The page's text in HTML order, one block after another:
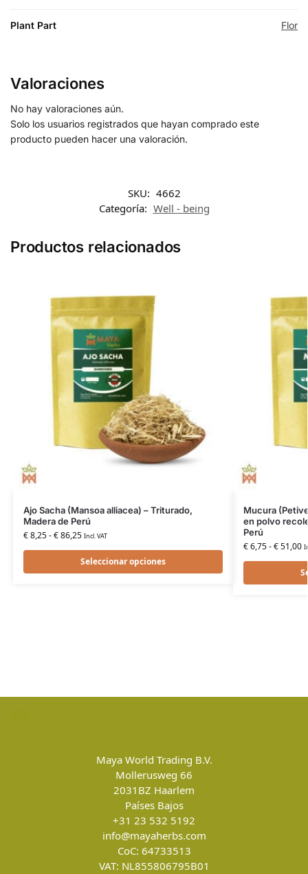
Plant Part Flor
Valoraciones
No hay valoraciones aún.
Solo los usuarios registrados que hayan comprado este
producto pueden hacer una valoración.
SKU: 4662
Categoría: Well - being
Productos relacionados
Ajo Sacha (Mansoa alliacea) – Triturado,
Madera de Perú
€8,25-€86,25 Incl. VAT
Seleccionar opciones
Mucura
en polvo
Perú
€6,75-€51,00
Maya World Trading B.V.
Mollerusweg 66
2031BZ Haarlem
Países Bajos
+31 23 532 5192
info@mayaherbs.com
CoC: 64733513
VAT: NL855806795B01